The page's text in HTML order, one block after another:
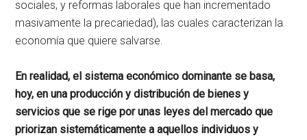
sociales, y reformas laborales que han incrementado
masivamente la precariedad), las cuales caracterizan la
economía que quiere salvarse.
En realidad, el sistema económico dominante se basa,
hoy, en una producción y distribución de bienes y
servicios que se rige por unas leyes del mercado que
priorizan sistemáticamente a aquellos individuos y